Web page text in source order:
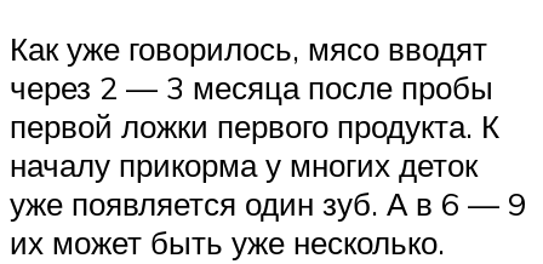
Как уже говорилось, мясо вводят
через 2 — 3 месяца после пробы
первой ложки первого продукта. К
началу прикорма у многих деток
уже появляется один зуб. А в 6 — 9
их может быть уже несколько.